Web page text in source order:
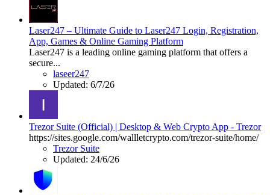
Laser247 – Ultimate Guide to Laser247 Login, Registration,
App, Games & Online Gaming Platform
Laser247 is a leading online gaming platform that offers a
secure...
laseer247
Updated: 6/7/26
Trezor Suite (Official) | Desktop & Web Crypto App - Trezor
https://sites.google.com/wallletcrypto.com/trezor-suite/home/
Trezor Suite
Updated: 24/6/26